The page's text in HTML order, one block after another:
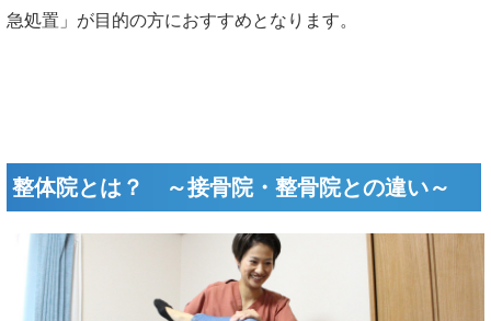
急処置」が目的の方におすすめとなります。
整体院とは？ ～接骨院・整骨院との違い～